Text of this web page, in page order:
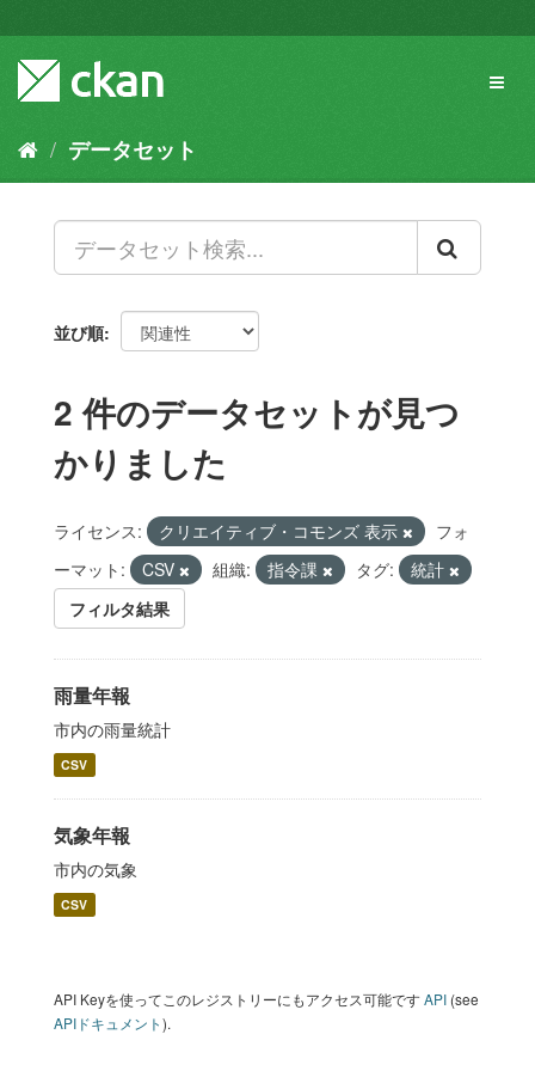
キ
容
データセット
並び順
2 件のデータセットが見つ
かりました
ライセンス: クリエイティブ・コモンズ 表示
フォ
ーマット:
CSV 組織: 指令課 タグ:
統計
フィルタ結果
雨量年報
市内の雨量統計
CSV
気象年報
市内の気象
CSV
API Keyを使ってこのレジストリーにもアクセス可能ですAPI (see
APIドキュメント).